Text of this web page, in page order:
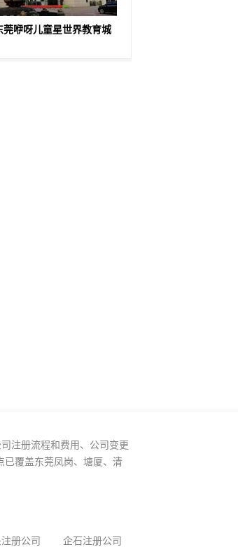
莞咿呀儿童星世界教育城
注册流程和费用、公司变更
已覆盖东莞凤岗、塘厦、清
册公司 企石注册公司